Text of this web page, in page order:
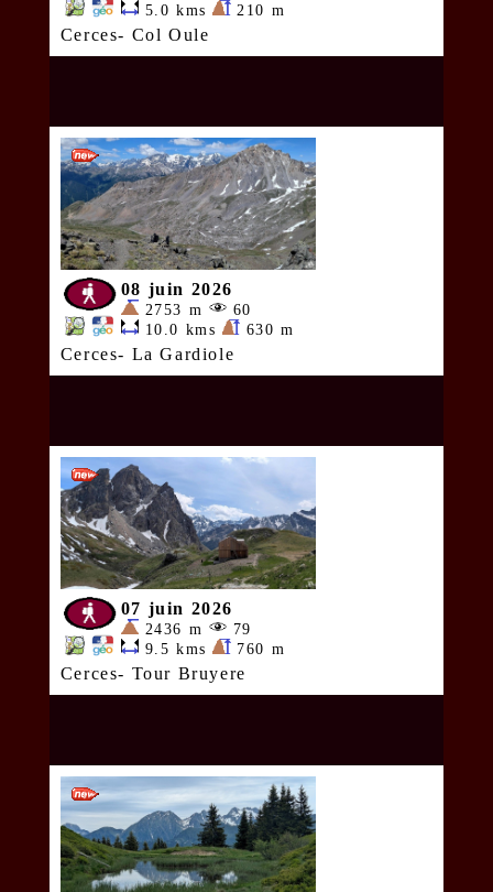
5.0 kms
210 m
Cerces- Col Oule
08 juin 2026
2753 m
60
10.0 kms
630 m
Cerces- La Gardiole
07 juin 2026
2436 m
79
9.5 kms
760 m
Cerces- Tour Bruyere